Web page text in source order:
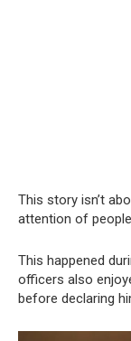
This story isn’t
attention of
This happened
officers also
before declaring